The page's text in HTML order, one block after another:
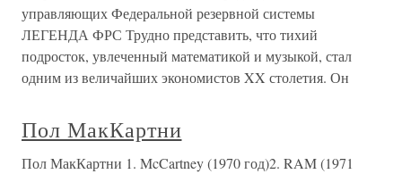
управляющих Федеральной резервной системы
ЛЕГЕНДА ФРС Трудно представить, что тихий
подросток, увлеченный математикой и музыкой, стал
одним из величайших экономистов XX столетия. Он
Пол МакКартни
Пол МакКартни 1. McCartney (1970 год)2. RAM (1971